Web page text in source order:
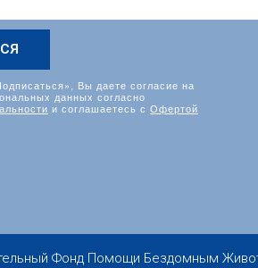
Вы даете согласие на
данных согласно
и соглашаетесь с Офертой
Фонд Помощи Бездомным